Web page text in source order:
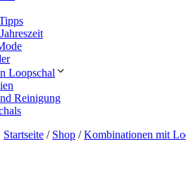
Loopschal
Reinigung
Startseite / Shop /Kombinationen mit